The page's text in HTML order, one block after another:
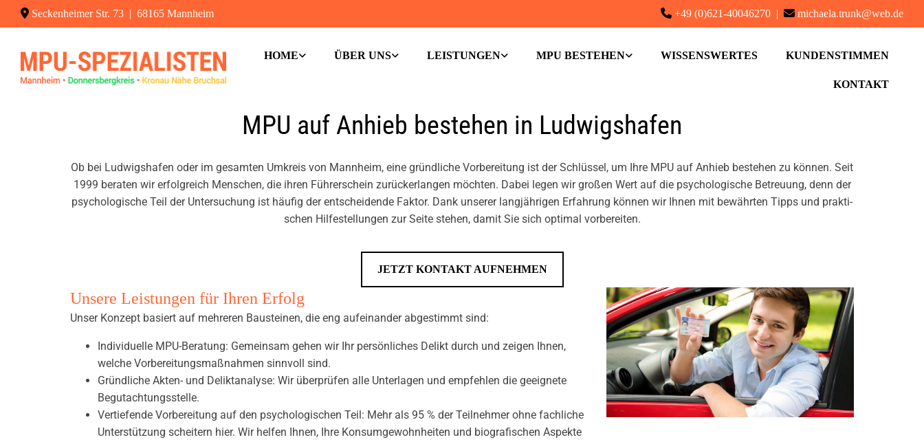
Zum Inhalt springen
 Seckenheimer Str. 73 | 68165 Mannheim  +49 (0)621-40046270 |  michaela.trunk@web.de
HOME ÜBER UNS LEISTUNGEN MPU BESTEHEN WISSENSWERTES KUNDENSTIMMEN
KONTAKT
MPU auf An­hieb be­ste­hen in Lud­wigs­ha­fen
Ob bei Lud­wigs­ha­fen oder im ge­sam­ten Um­kreis von Mann­heim, eine gründ­li­che Vor­be­rei­tung ist der Schlüs­sel, um Ihre MPU auf An­hieb be­ste­hen zu kön­nen. Seit
1999 be­ra­ten wir er­folg­reich Men­schen, die ihren Füh­rer­schein zu­rücker­lan­gen möch­ten. Dabei legen wir gro­ßen Wert auf die psy­cho­lo­gi­sche Be­treu­ung, denn der
psy­cho­lo­gi­sche Teil der Un­ter­su­chung ist häu­fig der ent­schei­den­de Fak­tor. Dank un­se­rer lang­jäh­ri­gen Er­fah­rung kön­nen wir Ihnen mit be­währ­ten Tipps und prak­ti­
schen Hil­fe­stel­lun­gen zur Seite ste­hen, damit Sie sich op­ti­mal vor­be­rei­ten.
JETZT KONTAKT AUFNEHMEN
Unsere Leistungen für Ihren Erfolg
Unser Konzept basiert auf mehreren Bausteinen, die eng aufeinander abgestimmt sind:
Individuelle MPU-Beratung: Gemeinsam gehen wir Ihr persönliches Delikt durch und zeigen Ihnen,
welche Vorbereitungsmaßnahmen sinnvoll sind.
Gründliche Akten- und Deliktanalyse: Wir überprüfen alle Unterlagen und empfehlen die geeignete
Begutachtungsstelle.
Vertiefende Vorbereitung auf den psychologischen Teil: Mehr als 95 % der Teilnehmer ohne fachliche
Unterstützung scheitern hier. Wir helfen Ihnen, Ihre Konsumgewohnheiten und biografischen Aspekte